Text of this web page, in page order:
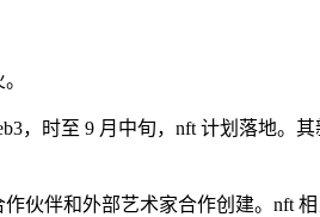
，时至 9 月中旬，nft 计划落地。
伙伴和外部艺术家合作创建。nft